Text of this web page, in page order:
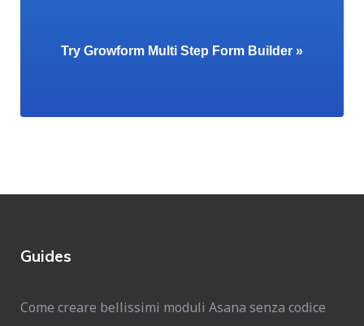
Try Growform Multi Step Form Builder »
Guides
Come creare bellissimi moduli Asana senza codice